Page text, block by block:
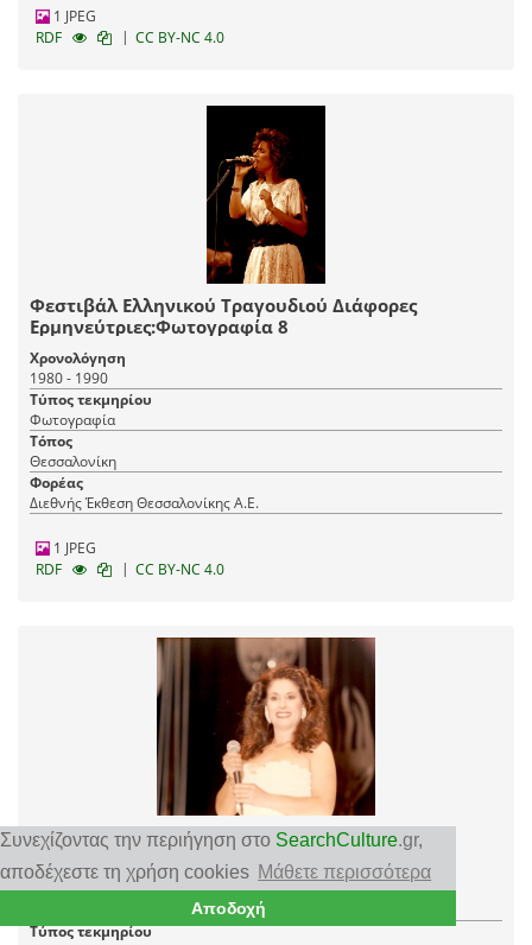
Συνεχίζοντας την περιήγηση στο SearchCulture.gr,
αποδέχεστε τη χρήση cookies Μάθετε περισσότερα
Αποδοχή
1 JPEG
RDF
| CC BY-NC 4.0
Φεστιβάλ Ελληνικού Τραγουδιού Διάφορες
Ερμηνεύτριες:Φωτογραφία 8
Χρονολόγηση
1980 - 1990
Τύπος τεκμηρίου
Φωτογραφία
Τόπος
Θεσσαλονίκη
Φορέας
Διεθνής Έκθεση Θεσσαλονίκης Α.Ε.
1 JPEG
RDF
| CC BY-NC 4.0
29ο Φεστιβάλ Ελληνικού Τραγουδιού
1990:Φωτογραφία 39
Χρονολόγηση
Τύπος τεκμηρίου